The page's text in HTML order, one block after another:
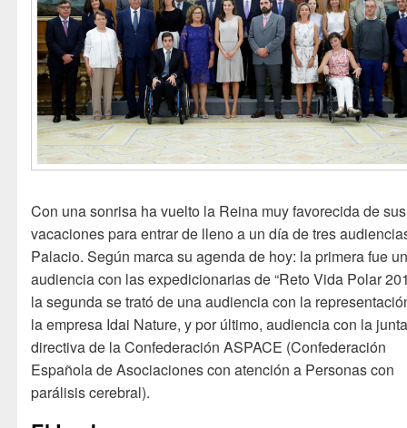
Con una sonrisa ha vuelto la Reina muy favorecida de sus
vacaciones para entrar de lleno a un día de tres
Palacio. Según marca su agenda de hoy: la primera fue
audiencia con las expedicionarias de “Reto Vida Polar
la segunda se trató de una audiencia con la
la empresa Idai Nature, y por último, audiencia con la
directiva de la Confederación ASPACE (Confederación
Española de Asociaciones con atención a Personas con
parálisis cerebral).